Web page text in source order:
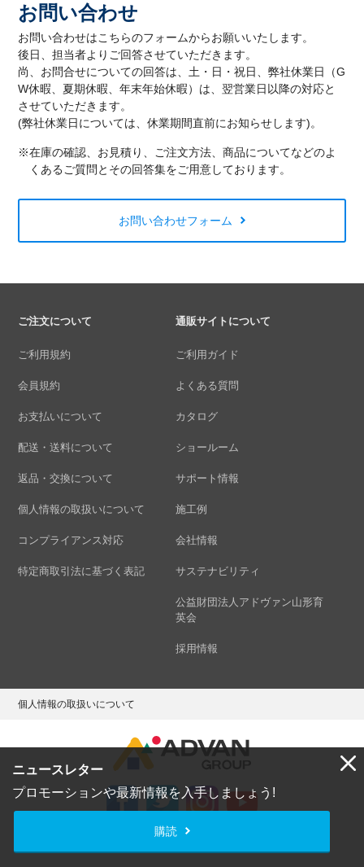
ニュースレター
プロモーションや最新情報を入手しましょう!
購読
お問い合わせ
お問い合わせはこちらのフォームからお願いいたします。
後日、担当者よりご回答させていただきます。
尚、お問合せについての回答は、土・日・祝日、弊社休業日（G
W休暇、夏期休暇、年末年始休暇）は、翌営業日以降の対応と
させていただきます。
(弊社休業日については、休業期間直前にお知らせします)。
※在庫の確認、お見積り、ご注文方法、商品についてなどのよ
くあるご質問とその回答集をご用意しております。
お問い合わせフォーム
ご注文について
ご利用規約
会員規約
お支払いについて
配送・送料について
返品・交換について
個人情報の取扱いについて
コンプライアンス対応
特定商取引法に基づく表記
通販サイトについて
ご利用ガイド
よくある質問
カタログ
ショールーム
サポート情報
施工例
会社情報
サステナビリティ
公益財団法人アドヴァン山形育
英会
採用情報
個人情報の取扱いについて